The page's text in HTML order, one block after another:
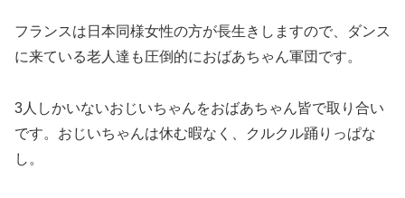
フランスは日本同様女性の方が長生きしますので、ダンス
に来ている老人達も圧倒的におばあちゃん軍団です。
3人しかいないおじいちゃんをおばあちゃん皆で取り合い
です。おじいちゃんは休む暇なく、クルクル踊りっぱな
し。